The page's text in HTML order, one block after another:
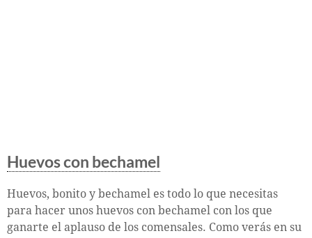
Huevos con bechamel
Huevos, bonito y bechamel es todo lo que necesitas
para hacer unos huevos con bechamel con los que
ganarte el aplauso de los comensales. Como verás en su